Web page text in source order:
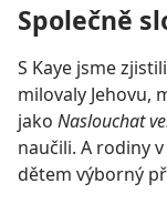
Společně
S Kaye jsme
milovaly Jehovu,
jako Naslouchat
naučili. A rodiny
dětem výborný